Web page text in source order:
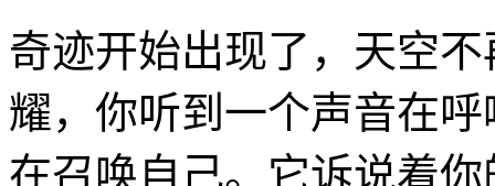
奇迹开始出现了，天空
耀，你听到一个声音在
在召唤自己。它诉说着